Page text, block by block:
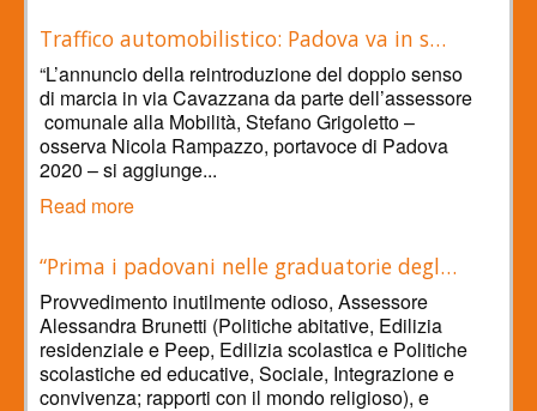
Traffico automobilistico: Padova va in s…
“L’annuncio della reintroduzione del doppio senso
di marcia in via Cavazzana da parte dell’assessore
comunale alla Mobilità, Stefano Grigoletto –
osserva Nicola Rampazzo, portavoce di Padova
2020 – si aggiunge...
Read more
“Prima i padovani nelle graduatorie degl…
Provvedimento inutilmente odioso, Assessore
Alessandra Brunetti (Politiche abitative, Edilizia
residenziale e Peep, Edilizia scolastica e Politiche
scolastiche ed educative, Sociale, Integrazione e
convivenza; rapporti con il mondo religioso), e